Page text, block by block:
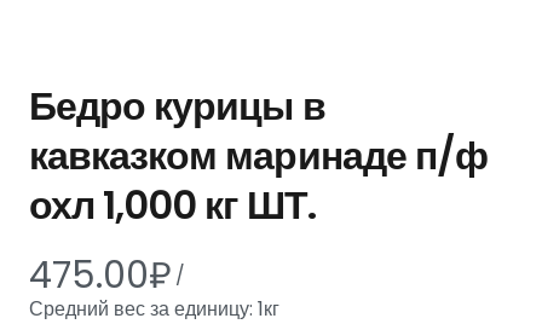
Бедро курицы в
кавказком маринаде п/ф
охл 1,000 кг ШТ.
475.00₽ /
Средний вес за единицу: 1кг